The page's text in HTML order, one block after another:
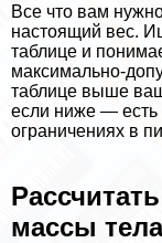
Все что вам
настоящий вес.
таблице и
максимально-
таблице выше
если ниже — есть
ограничениях в
массы